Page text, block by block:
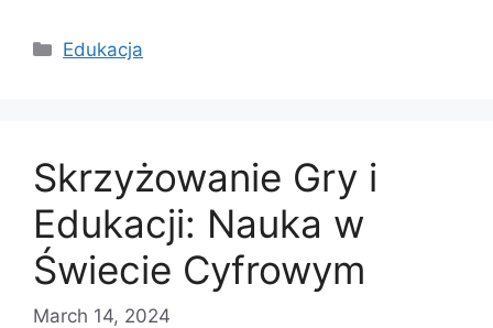
Categories
Edukacja
Skrzyżowanie Gry i
Edukacji: Nauka w
Świecie Cyfrowym
March 14, 2024